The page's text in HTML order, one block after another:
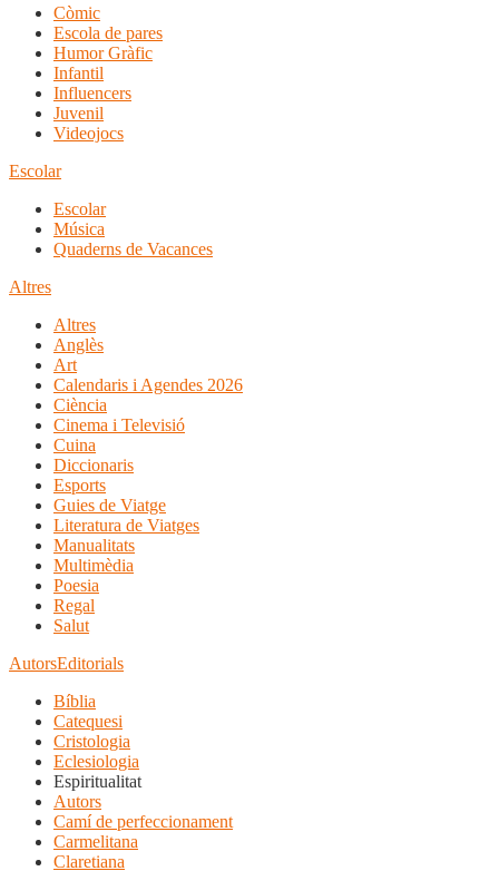
Còmic
Escola de pares
Humor Gràfic
Infantil
Influencers
Juvenil
Videojocs
Escolar
Escolar
Música
Quaderns de Vacances
Altres
Altres
Anglès
Art
Calendaris i Agendes 2026
Ciència
Cinema i Televisió
Cuina
Diccionaris
Esports
Guies de Viatge
Literatura de Viatges
Manualitats
Multimèdia
Poesia
Regal
Salut
AutorsEditorials
Bíblia
Catequesi
Cristologia
Eclesiologia
Espiritualitat
Autors
Camí de perfeccionament
Carmelitana
Claretiana